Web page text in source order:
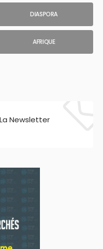
DIASPORA
AFRIQUE
Newsletter